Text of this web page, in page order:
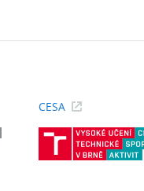
(externí
CESA